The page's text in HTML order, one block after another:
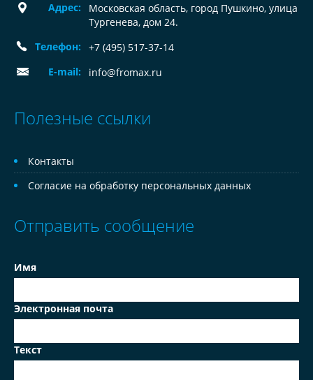
Адрес:
Московская область, город Пушкино, улица
Тургенева, дом 24.
Телефон:
+7 (495) 517-37-14
E-mail:
info@fromax.ru
Полезные ссылки
Контакты
Согласие на обработку персональных данных
Отправить сообщение
Имя
Электронная почта
Текст